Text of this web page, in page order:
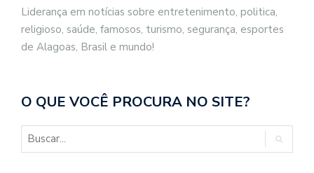
Liderança em notícias sobre entretenimento, politica,
religioso, saúde, famosos, turismo, segurança, esportes
de Alagoas, Brasil e mundo!
O QUE VOCÊ PROCURA NO SITE?